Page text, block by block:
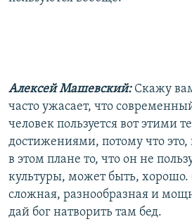
Алексей Машевский: Скажу
часто ужасает, что
человек пользуется вот этими
достижениями, потому что
в этом плане то, что он не
культуры, может быть, хорошо.
сложная, разнообразная и
дай бог натворить там бед.